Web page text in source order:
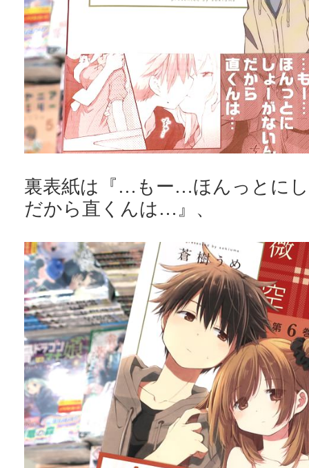
裏表紙は『…もー…ほんっとに
だから直くんは…』、